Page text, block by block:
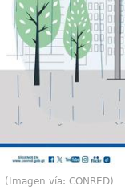
(Imagen vía: CONRED)